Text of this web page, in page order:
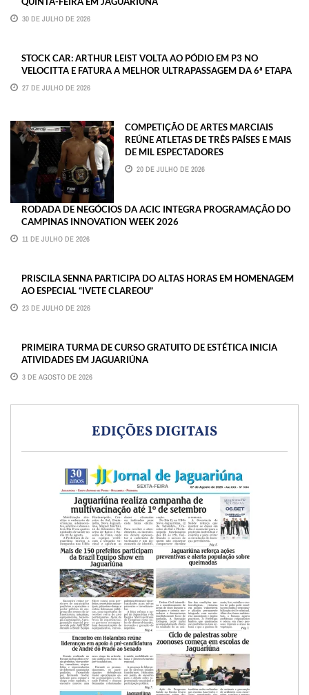
30 DE JULHO DE 2026
STOCK CAR: ARTHUR LEIST VOLTA AO PÓDIO EM P3 NO
VELOCITTA E FATURA A MELHOR ULTRAPASSAGEM DA 6ª ETAPA
27 DE JULHO DE 2026
COMPETIÇÃO DE ARTES MARCIAIS
REÚNE ATLETAS DE TRÊS PAÍSES E MAIS
DE MIL ESPECTADORES
20 DE JULHO DE 2026
RODADA DE NEGÓCIOS DA ACIC INTEGRA PROGRAMAÇÃO DO
CAMPINAS INNOVATION WEEK 2026
11 DE JULHO DE 2026
PRISCILA SENNA PARTICIPA DO ALTAS HORAS EM HOMENAGEM
AO ESPECIAL “IVETE CLAREOU”
23 DE JULHO DE 2026
PRIMEIRA TURMA DE CURSO GRATUITO DE ESTÉTICA INICIA
ATIVIDADES EM JAGUARIÚNA
3 DE AGOSTO DE 2026
EDIÇÕES DIGITAIS